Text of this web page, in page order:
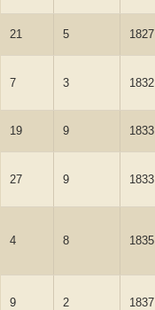
21 5 1827
7 3 1832
19 9 1833
27 9 1833
4 8 1835
9 2 1837